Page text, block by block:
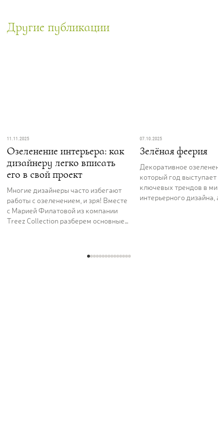
Другие публикации
11.11.2025
Озеленение интерьера: как
дизайнеру легко вписать
его в свой проект
Многие дизайнеры часто избегают
работы с озеленением, и зря! Вместе
с Марией Филатовой из компании
Treez Collection разберем основные
07.10.2025
Зелёная феерия
Декоративное
который год
ключевых трендов в
интерьерного